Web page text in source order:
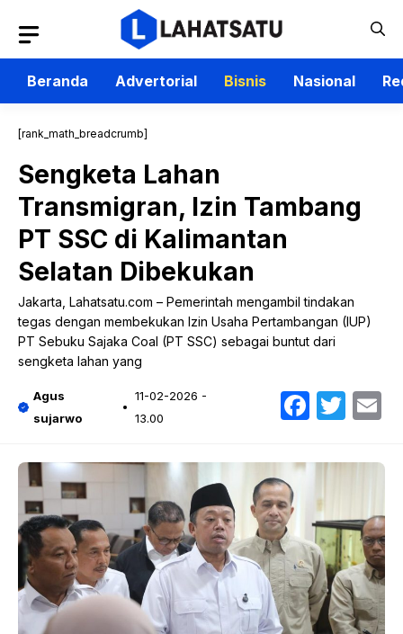
isi
Beranda
Advertorial Bisnis Nasional
[rank_math_breadcrumb]
Sengketa Lahan
Transmigran, Izin Tambang
PT SSC di Kalimantan
Selatan Dibekukan
Jakarta, Lahatsatu.com – Pemerintah mengambil tindakan
tegas dengan membekukan Izin Usaha Pertambangan (IUP)
PT Sebuku Sajaka Coal (PT SSC) sebagai buntut dari
sengketa lahan yang
Agus
sujarwo
11-02-2026 -
13.00